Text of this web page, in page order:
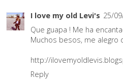
I love my old Levi's 25/
Que guapa ! Me ha
Muchos besos, me alegro
http://
Reply